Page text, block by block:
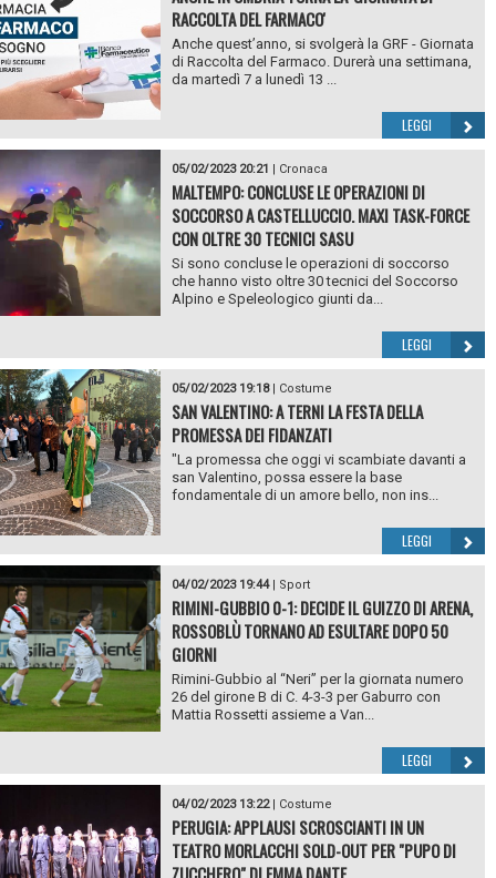
RACCOLTA DEL FARMACO'
Anche quest’anno, si svolgerà la GRF - Giornata
di Raccolta del Farmaco. Durerà una settimana,
da martedì 7 a lunedì 13 ...
LEGGI
05/02/2023 20:21 | Cronaca
MALTEMPO: CONCLUSE LE OPERAZIONI DI
SOCCORSO A CASTELLUCCIO. MAXI TASK-FORCE
CON OLTRE 30 TECNICI SASU
Si sono concluse le operazioni di soccorso
che hanno visto oltre 30 tecnici del Soccorso
Alpino e Speleologico giunti da...
LEGGI
05/02/2023 19:18| Costume
SAN VALENTINO: A TERNI LA FESTA DELLA
PROMESSA DEI FIDANZATI
"La promessa che oggi vi scambiate davanti a
san Valentino, possa essere la base
fondamentale di un amore bello, non ins...
LEGGI
04/02/2023 19:44| Sport
RIMINI-GUBBIO 0-1: DECIDE IL GUIZZO DI ARENA,
ROSSOBLÙ TORNANO AD ESULTARE DOPO 50
GIORNI
Rimini-Gubbio al “Neri” per la giornata numero
26 del girone B di C. 4-3-3 per Gaburro con
Mattia Rossetti assieme a Van...
LEGGI
04/02/2023 13:22| Costume
PERUGIA: APPLAUSI SCROSCIANTI IN UN
TEATRO MORLACCHI SOLD-OUT PER "PUPO DI